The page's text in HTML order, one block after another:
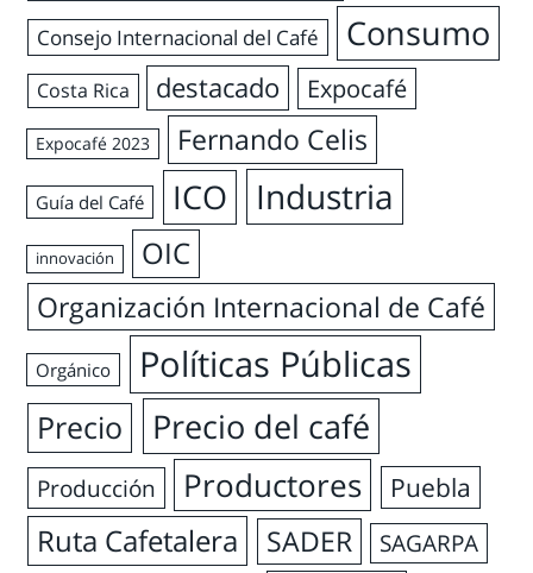
Consejo Internacional del Café Consumo
Costa Rica destacado Expocafé
Expocafé 2023 Fernando Celis
Guía del Café ICO Industria
innovación
OIC
Organización Internacional de Café
Orgánico Políticas Públicas
Precio Precio del café
Producción Productores Puebla
Ruta Cafetalera SADER SAGARPA